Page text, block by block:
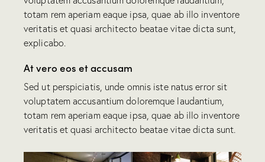
totam rem aperiam eaque ipsa, quae ab illo inventore
veritatis et quasi architecto beatae vitae dicta sunt,
explicabo.
At vero eos et accusam
Sed ut perspiciatis, unde omnis iste natus error sit
voluptatem accusantium doloremque laudantium,
totam rem aperiam eaque ipsa, quae ab illo inventore
veritatis et quasi architecto beatae vitae dicta sunt.